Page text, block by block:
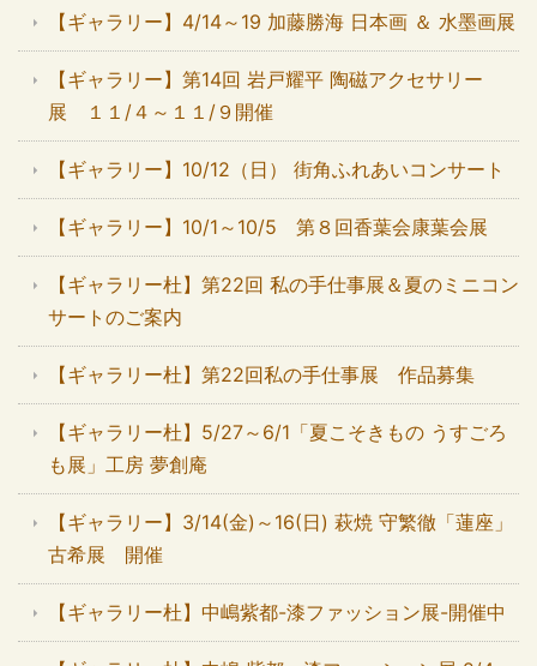
【ギャラリー】4/14～19 加藤勝海 日本画 ＆ 水墨画展
【ギャラリー】第14回 岩戸耀平 陶磁アクセサリー
展 １１/４～１１/９開催
【ギャラリー】10/12（日） 街角ふれあいコンサート
【ギャラリー】10/1～10/5 第８回香葉会康葉会展
【ギャラリー杜】第22回 私の手仕事展＆夏のミニコン
サートのご案内
【ギャラリー杜】第22回私の手仕事展 作品募集
【ギャラリー杜】5/27～6/1「夏こそきもの うすごろ
も展」工房 夢創庵
【ギャラリー】3/14(金)～16(日) 萩焼 守繁徹「蓮座」
古希展 開催
【ギャラリー杜】中嶋紫都-漆ファッション展-開催中